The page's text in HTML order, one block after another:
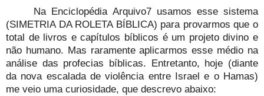
Na Enciclopédia Arquivo7 usamos esse sistema
(SIMETRIA DA ROLETA BÍBLICA) para provarmos que o
total de livros e capítulos bíblicos é um projeto divino e
não humano. Mas raramente aplicarmos esse médio na
análise das profecias bíblicas. Entretanto, hoje (diante
da nova escalada de violência entre Israel e o Hamas)
me veio uma curiosidade, que descrevo abaixo: